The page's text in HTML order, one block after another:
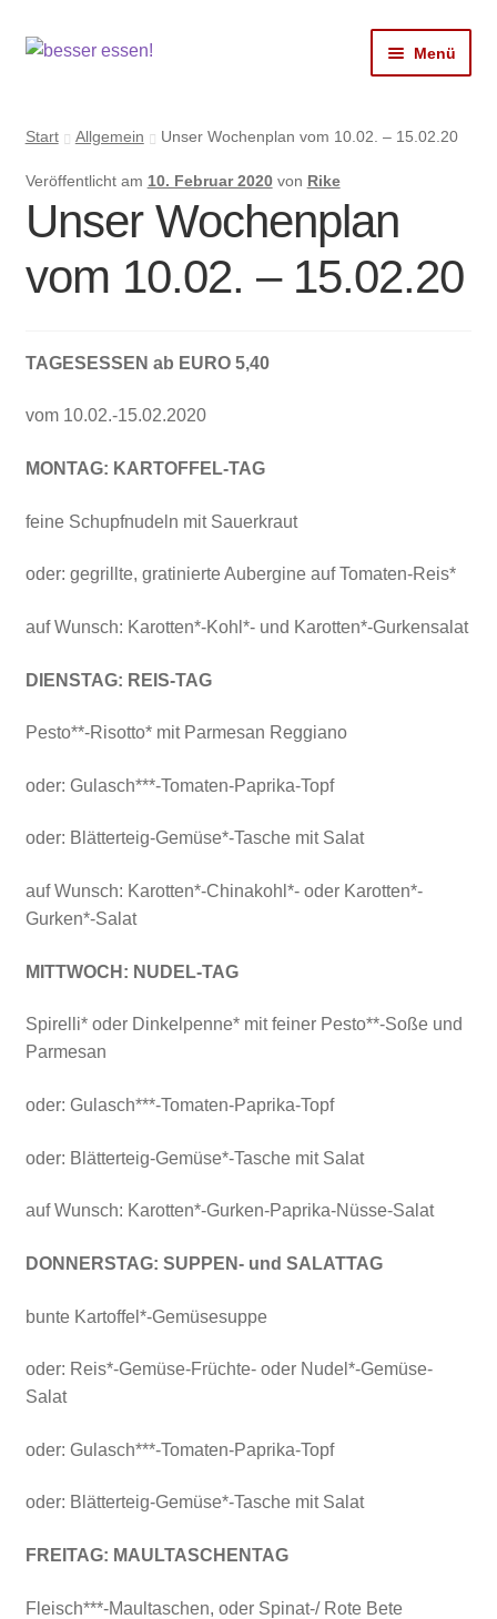
Zur
Zum
Menü
LimoBase
Konto
Start Allgemein Unser Wochenplan vom 10.02. – 15.02.20
Veröffentlicht am 10. Februar 2020 von Rike
Unser Wochenplan
vom 10.02. – 15.02.20
TAGESESSEN ab EURO 5,40
vom 10.02.-15.02.2020
MONTAG: KARTOFFEL-TAG
feine Schupfnudeln mit Sauerkraut
oder: gegrillte, gratinierte Aubergine auf Tomaten-Reis*
auf Wunsch: Karotten*-Kohl*- und Karotten*-Gurkensalat
DIENSTAG: REIS-TAG
Pesto**-Risotto* mit Parmesan Reggiano
oder: Gulasch***-Tomaten-Paprika-Topf
oder: Blätterteig-Gemüse*-Tasche mit Salat
auf Wunsch: Karotten*-Chinakohl*- oder Karotten*-
Gurken*-Salat
MITTWOCH: NUDEL-TAG
Spirelli* oder Dinkelpenne* mit feiner Pesto**-Soße und
Parmesan
oder: Gulasch***-Tomaten-Paprika-Topf
oder: Blätterteig-Gemüse*-Tasche mit Salat
auf Wunsch: Karotten*-Gurken-Paprika-Nüsse-Salat
DONNERSTAG: SUPPEN- und SALATTAG
bunte Kartoffel*-Gemüsesuppe
oder: Reis*-Gemüse-Früchte- oder Nudel*-Gemüse-
Salat
oder: Gulasch***-Tomaten-Paprika-Topf
oder: Blätterteig-Gemüse*-Tasche mit Salat
FREITAG: MAULTASCHENTAG
Fleisch***-Maultaschen, oder Spinat-/ Rote Bete